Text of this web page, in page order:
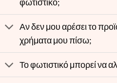
Αν δεν μου αρέσει το
χρήματα μου πίσω;
Το φωτιστικό μπορεί να